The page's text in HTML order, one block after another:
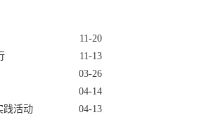
11-20
11-13
03-26
04-14
践活动
04-13